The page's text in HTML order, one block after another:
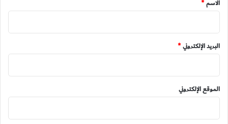
الاسم*
البريد الإلكتروني*
الموقع الإلكتروني